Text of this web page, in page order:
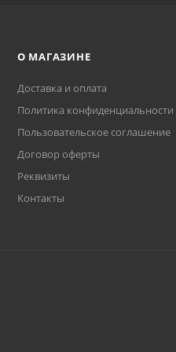
О МАГАЗИНЕ
Доставка и оплата
Политика конфиденциальности
Пользовательское соглашение
Договор оферты
Реквизиты
Контакты